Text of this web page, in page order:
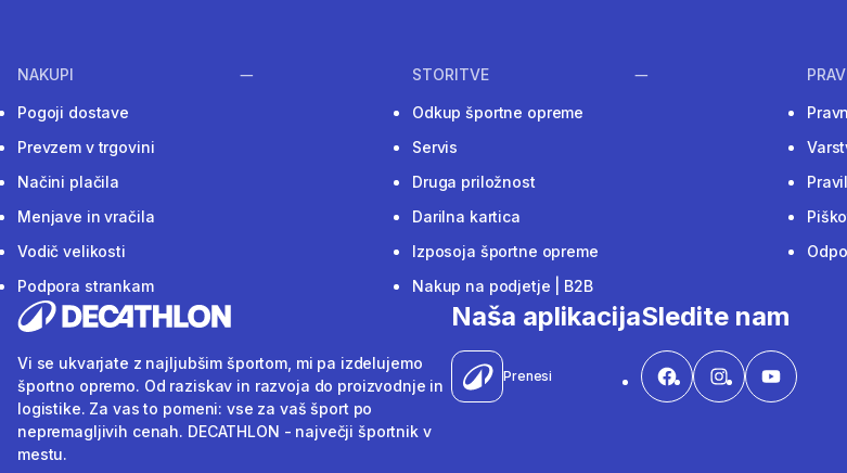
NAKUPI
Pogoji dostave
Prevzem v trgovini
Načini plačila
Menjave in vračila
Vodič velikosti
Podpora strankam
STORITVE
Odkup športne opreme
Servis
Druga priložnost
Darilna kartica
Izposoja športne opreme
Nakup na podjetje | B2B
Vi se ukvarjate z najljubšim športom, mi pa izdelujemo
športno opremo. Od raziskav in razvoja do proizvodnje in
logistike. Za vas to pomeni: vse za vaš šport po
nepremagljivih cenah. DECATHLON - največji športnik v
mestu.
Naša aplikacija
Prenesi
Sledite nam